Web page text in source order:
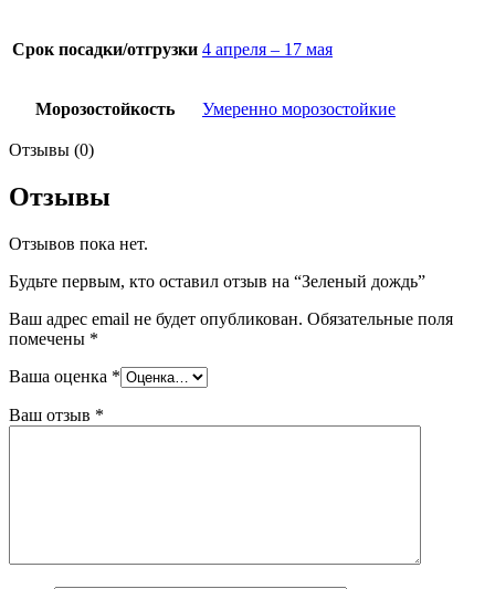
Срок посадки/отгрузки 4 апреля – 17 мая
Морозостойкость Умеренно морозостойкие
Отзывы (0)
Отзывы
Отзывов пока нет.
Будьте первым, кто оставил отзыв на “Зеленый дождь”
Ваш адрес email не будет опубликован. Обязательные поля
помечены *
Ваша оценка *
Ваш отзыв *